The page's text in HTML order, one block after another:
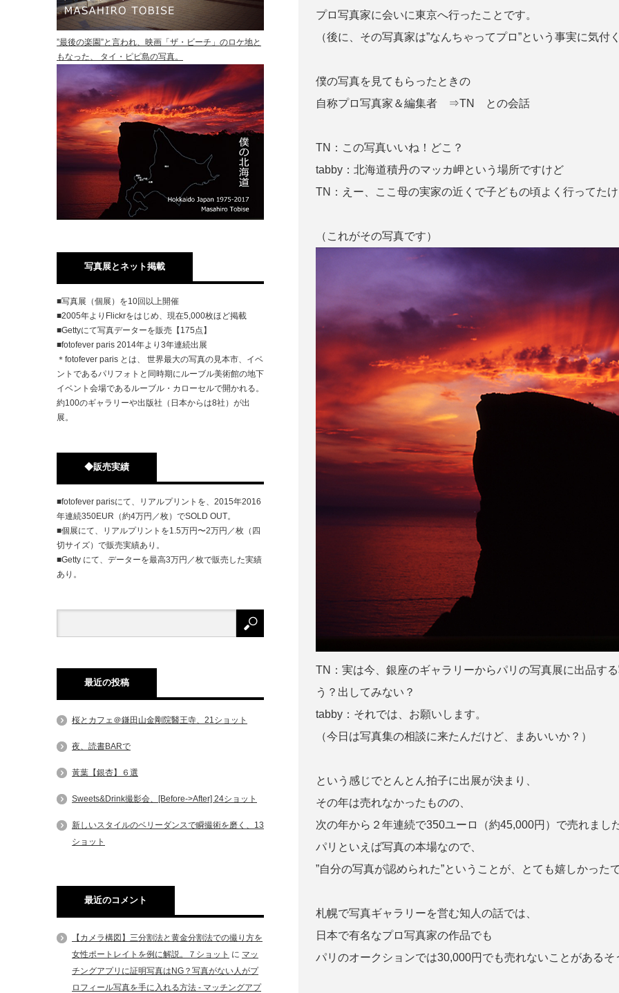
プロ写真家に会いに東京へ行ったことです。
（後に、その写真家は”なんちゃってプロ”という事実に気付
僕の写真を見てもらったときの
自称プロ写真家＆編集者 ⇒TN との会話
TN：この写真いいね！どこ？
tabby：北海道積丹のマッカ岬という場所ですけど
TN：えー、ここ母の実家の近くで子どもの頃よく行ってた
（これがその写真です）
TN：実は今、銀座のギャラリーからパリの写真展に出品す
う？出してみない？
tabby：それでは、お願いします。
（今日は写真集の相談に来たんだけど、まあいいか？）
という感じでとんとん拍子に出展が決まり、
その年は売れなかったものの、
次の年から２年連続で350ユーロ（約45,000円）で売れました
パリといえば写真の本場なので、
”自分の写真が認められた”ということが、とても嬉しかったで
札幌で写真ギャラリーを営む知人の話では、
日本で有名なプロ写真家の作品でも
パリのオークションでは30,000円でも売れないことがあるそ
”最後の楽園”と言われ、映画「ザ・ビーチ」のロケ地と
もなった、 タイ・ピピ島の写真。
写真展とネット掲載
■写真展（個展）を10回以上開催
■2005年よりFlickrをはじめ、現在5,000枚ほど掲載
■Gettyにて写真データーを販売【175点】
■fotofever paris 2014年より3年連続出展
＊fotofever paris とは、 世界最大の写真の見本市、イベ
ントであるパリフォトと同時期にルーブル美術館の地下
イベント会場であるルーブル・カローセルで開かれる。
約100のギャラリーや出版社（日本からは8社）が出
展。
◆販売実績
■fotofever parisにて、リアルプリントを、2015年2016
年連続350EUR（約4万円／枚）でSOLD OUT。
■個展にて、リアルプリントを1.5万円〜2万円／枚（四
切サイズ）で販売実績あり。
■Getty にて、データーを最高3万円／枚で販売した実績
あり。
最近の投稿
桜とカフェ＠鎌田山金剛院醫王寺、21ショット
夜、読書BARで
黃葉【銀杏】６選
Sweets&Drink撮影会、[Before->After] 24ショット
新しいスタイルのベリーダンスで瞬撮術を磨く、13
ショット
最近のコメント
【カメラ構図】三分割法と黄金分割法での撮り方を
女性ポートレイトを例に解説。７ショット に マッ
チングアプリに証明写真はNG？写真がない人がプ
ロフィール写真を手に入れる方法 - マッチングアプ